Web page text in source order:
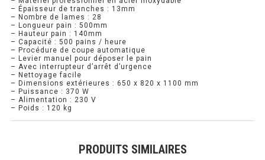
PROFONDEUR 400 INOX
ARMOIRE RÉFRIGÉRÉE
RÉFRIGÉRATEUR
RÉFRIGÉRATEUR VITRÉ
– Épaisseur de tranches : 13mm
– Nombre de lames : 28
– Longueur pain : 500mm
– Hauteur pain : 140mm
– Capacité : 500 pains / heure
– Procédure de coupe automatique
– Levier manuel pour déposer le pain
– Avec interrupteur d’arrêt d’urgence
– Nettoyage facile
– Dimensions extérieures : 650 x 820 x 1100 mm
– Puissance : 370 W
– Alimentation : 230 V
– Poids : 120 kg
PRODUITS SIMILAIRES